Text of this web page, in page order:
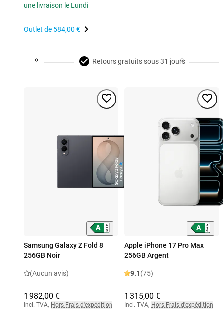
une livraison le Lundi
Outlet de 584,00 €
Retours gratuits sous 31 jours
Samsung Galaxy Z Fold 8
256GB Noir
(Aucun avis)
1 982,00 €
Incl. TVA, Hors Frais d'expédition
Apple iPhone 17 Pro Max
256GB Argent
9.1(75)
1 315,00 €
Incl. TVA, Hors Frais d'expédition